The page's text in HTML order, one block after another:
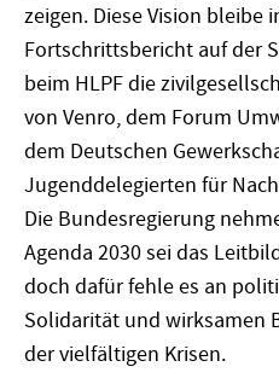
zeigen. Diese Vision bleibe
Fortschrittsbericht auf der
beim HLPF die
von Venro, dem Forum
dem Deutschen
Jugenddelegierten für
Die Bundesregierung
Agenda 2030 sei das
doch dafür fehle es an
Solidarität und wirksamen
der vielfältigen Krisen.